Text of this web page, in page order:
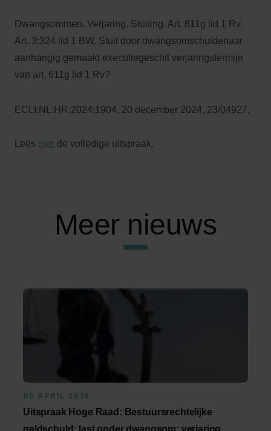
Dwangsommen. Verjaring. Stuiting. Art. 611g lid 1 Rv.
Art. 3:324 lid 1 BW. Stuit door dwangsomschuldenaar
aanhangig gemaakt executiegeschil verjaringstermijn
van art. 611g lid 1 Rv?
ECLI:NL:HR:2024:1904, 20 december 2024, 23/04927.
Lees hier de volledige uitspraak.
Meer nieuws
05 APRIL 2015
Uitspraak Hoge Raad: Bestuursrechtelijke
geldschuld; last onder dwangsom; verjaring